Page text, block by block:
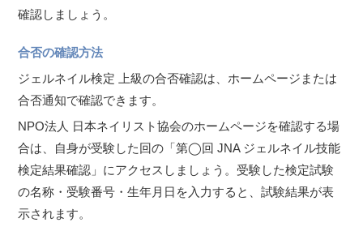
確認しましょう。
合否の確認方法
ジェルネイル検定 上級の合否確認は、ホームページまたは
合否通知で確認できます。
NPO法人 日本ネイリスト協会のホームページを確認する場
合は、自身が受験した回の「第◯回 JNA ジェルネイル技能
検定結果確認」にアクセスしましょう。受験した検定試験
の名称・受験番号・生年月日を入力すると、試験結果が表
示されます。